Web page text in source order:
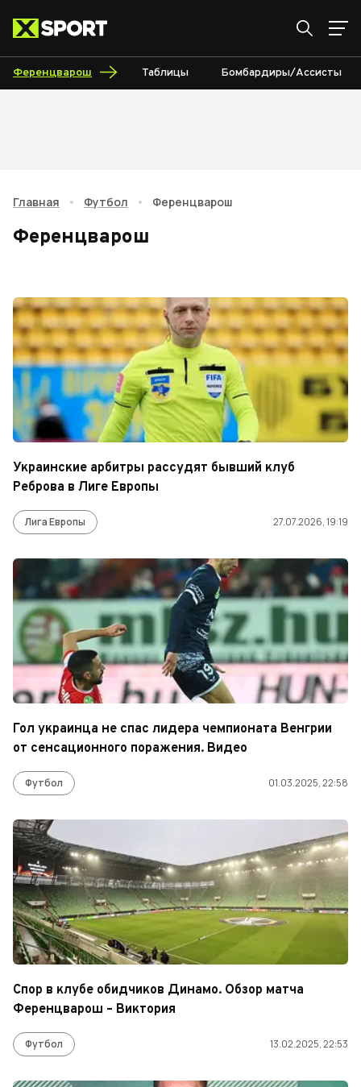
Ференцварош Таблицы Бомбардиры/Ассисты
Главная • Футбол • Ференцварош
Ференцварош
Украинские арбитры рассудят бывший клуб
Реброва в Лиге Европы
Лига Европы 27.07.2026, 19:19
Гол украинца не спас лидера чемпионата Венгрии
от сенсационного поражения. Видео
Футбол 01.03.2025, 22:58
Спор в клубе обидчиков Динамо. Обзор матча
Ференцварош – Виктория
Футбол 13.02.2025, 22:53